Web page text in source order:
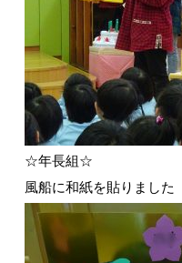
☆年長組☆
風船に和紙を貼りました